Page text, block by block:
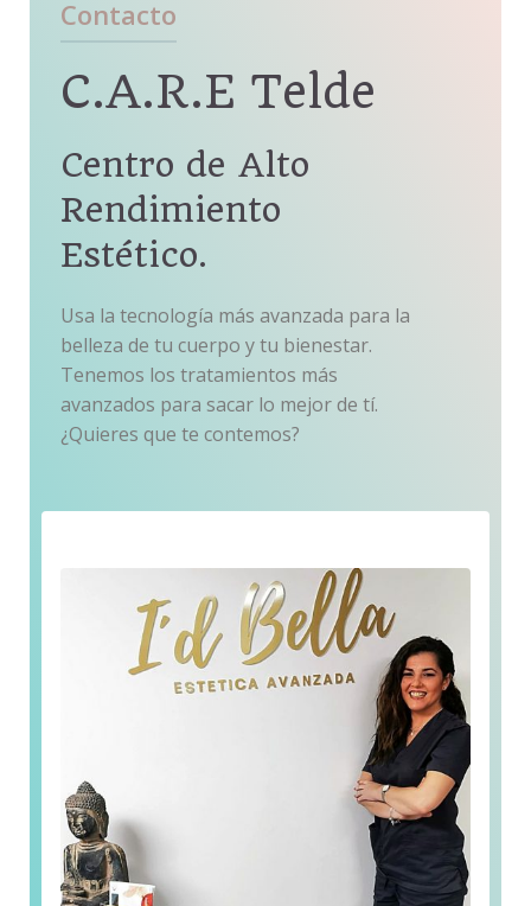
Contacto
C.A.R.E Telde
Centro de Alto
Rendimiento
Estético.
Usa la tecnología más avanzada para la
belleza de tu cuerpo y tu bienestar.
Tenemos los tratamientos más
avanzados para sacar lo mejor de tí.
¿Quieres que te contemos?